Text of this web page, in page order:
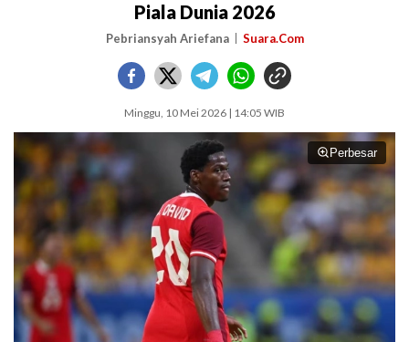
Piala Dunia 2026
Pebriansyah Ariefana Suara.Com
Minggu, 10 Mei 2026 | 14:05 WIB
Perbesar